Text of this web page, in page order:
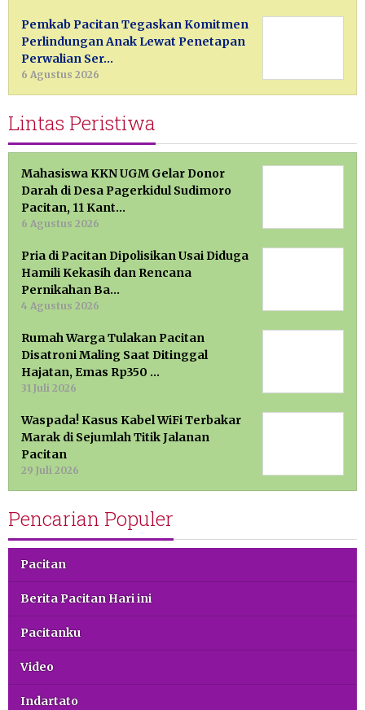
Pemkab Pacitan Tegaskan Komitmen
Perlindungan Anak Lewat Penetapan
Perwalian Ser…
6 Agustus 2026
Lintas Peristiwa
Mahasiswa KKN UGM Gelar Donor
Darah di Desa Pagerkidul Sudimoro
Pacitan, 11 Kant…
6 Agustus 2026
Pria di Pacitan Dipolisikan Usai Diduga
Hamili Kekasih dan Rencana
Pernikahan Ba…
4 Agustus 2026
Rumah Warga Tulakan Pacitan
Disatroni Maling Saat Ditinggal
Hajatan, Emas Rp350 …
31 Juli 2026
Waspada! Kasus Kabel WiFi Terbakar
Marak di Sejumlah Titik Jalanan
Pacitan
29 Juli 2026
Pencarian Populer
Pacitan
Berita Pacitan Hari ini
Pacitanku
Video
Indartato